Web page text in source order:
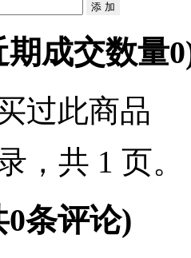
期成交数量0
过此商品
，共 1 页。
0条评论)